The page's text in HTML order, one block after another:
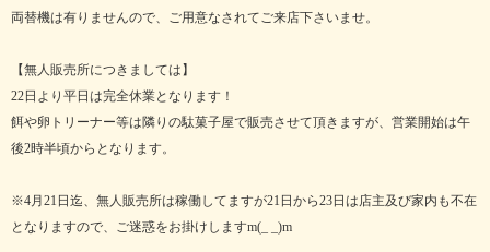
両替機は有りませんので、ご用意なされてご来店下さいませ。
【無人販売所につきましては】
22日より平日は完全休業となります！
餌や卵トリーナー等は隣りの駄菓子屋で販売させて頂きますが、営業開始は午
後2時半頃からとなります。
※4月21日迄、無人販売所は稼働してますが21日から23日は店主及び家内も不在
となりますので、ご迷惑をお掛けしますm(_ _)m